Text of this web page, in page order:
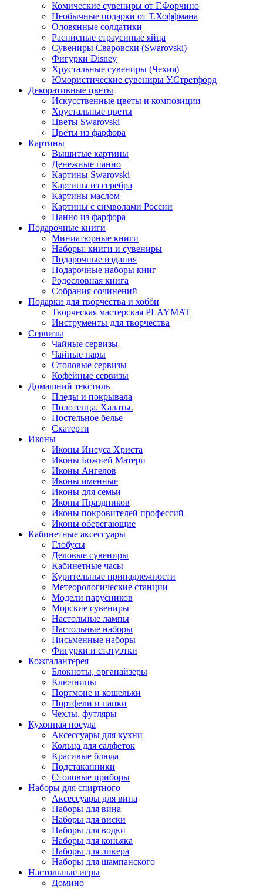
Комические сувениры от Г.Форчино
Необычные подарки от Т.Хоффмана
Оловянные солдатики
Расписные страусиные яйца
Сувениры Сваровски (Swarovski)
Фигурки Disney
Хрустальные сувениры (Чехия)
Юмористические сувениры У.Стретфорд
Декоративные цветы
Искусственные цветы и композиции
Хрустальные цветы
Цветы Swarovski
Цветы из фарфора
Картины
Вышитые картины
Денежные панно
Картины Swarovski
Картины из серебра
Картины маслом
Картины с символами России
Панно из фарфора
Подарочные книги
Миниатюрные книги
Наборы: книги и сувениры
Подарочные издания
Подарочные наборы книг
Родословная книга
Собрания сочинений
Подарки для творчества и хобби
Творческая мастерская PLAYMAT
Инструменты для творчества
Cервизы
Чайные сервизы
Чайные пары
Столовые сервизы
Кофейные сервизы
Домашний текстиль
Пледы и покрывала
Полотенца. Халаты.
Постельное белье
Скатерти
Иконы
Иконы Иисуса Христа
Иконы Божией Матери
Иконы Ангелов
Иконы именные
Иконы для семьи
Иконы Праздников
Иконы покровителей профессий
Иконы оберегающие
Кабинетные аксессуары
Глобусы
Деловые сувениры
Кабинетные часы
Курительные принадлежности
Метеорологические станции
Модели парусников
Морские сувениры
Настольные лампы
Настольные наборы
Письменные наборы
Фигурки и статуэтки
Кожгалантерея
Блокноты, органайзеры
Ключницы
Портмоне и кошельки
Портфели и папки
Чехлы, футляры
Кухонная посуда
Аксессуары для кухни
Кольца для салфеток
Красивые блюда
Подстаканники
Столовые приборы
Наборы для спиртного
Аксессуары для вина
Наборы для вина
Наборы для виски
Наборы для водки
Наборы для коньяка
Наборы для ликера
Наборы для шампанского
Настольные игры
Домино